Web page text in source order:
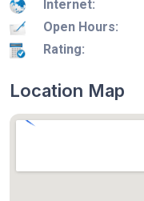
Internet:
Open Hours:
Rating:
Location Map